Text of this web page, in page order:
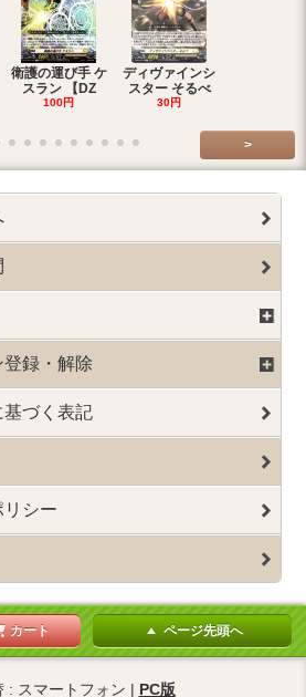
衛護の運び手 ケ
スラン 【DZ
100円
ディヴァインシ
スター そるべ
30円
>
登録・解除
づく表記
リシー
カート ページ先頭へ
: スマートフォン | PC版